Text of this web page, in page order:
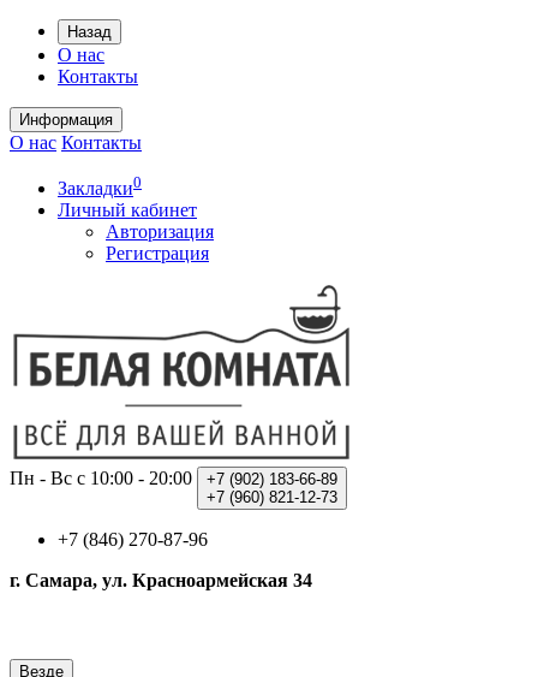
Назад
О нас
Контакты
Информация
О нас Контакты
Закладки0
Личный кабинет
Авторизация
Регистрация
Пн - Вс с 10:00 - 20:00 +7 (902) 183-66-89
+7 (960) 821-12-73
+7 (846) 270-87-96
г. Самара, ул. Красноармейская 34
Везде